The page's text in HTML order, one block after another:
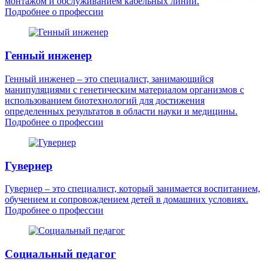
Подробнее о профессии
Генный инженер
Генный инженер – это специалист, занимающийся
манипуляциями с генетическим материалом организмов с
использованием биотехнологий для достижения
определенных результатов в области науки и медицины.
Подробнее о профессии
Гувернер
Гувернер – это специалист, который занимается воспитанием,
обучением и сопровождением детей в домашних условиях.
Подробнее о профессии
Социальный педагог